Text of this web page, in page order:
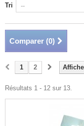
Tri
Comparer (0)
1 2
Résultats 1 - 12 sur 13.